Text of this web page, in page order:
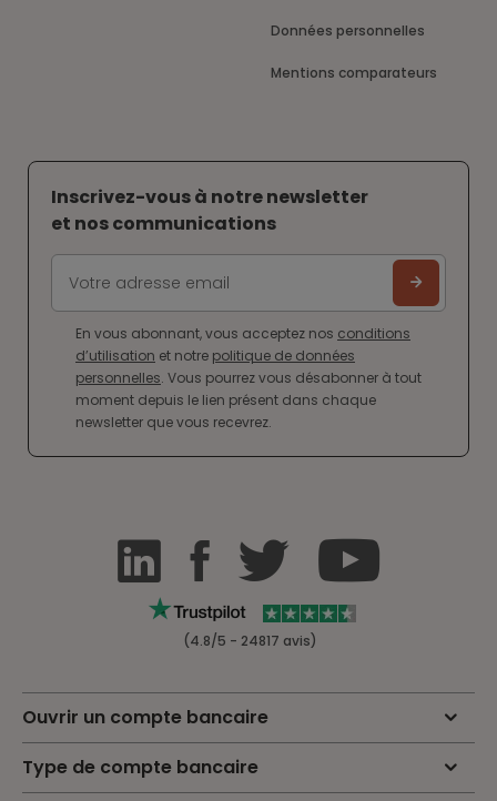
Données personnelles
Mentions comparateurs
Inscrivez-vous à notre newsletter
et nos communications
En vous abonnant, vous acceptez nos conditions
d’utilisation et notre politique de données
personnelles. Vous pourrez vous désabonner à tout
moment depuis le lien présent dans chaque
newsletter que vous recevrez.
(4.8/5 - 24817 avis)
Ouvrir un compte bancaire
Type de compte bancaire